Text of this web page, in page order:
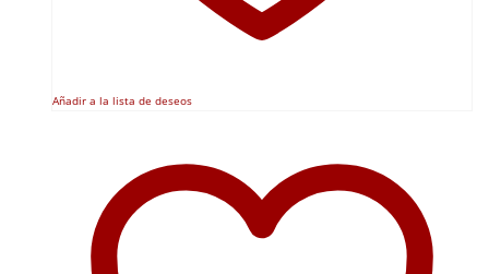
Añadir a la lista de deseos